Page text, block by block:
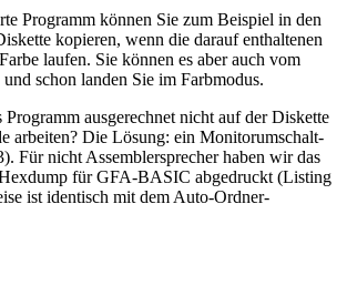
Programm können Sie zum Beispiel in den
kopieren, wenn die darauf enthaltenen
laufen. Sie können es aber auch vom
schon landen Sie im Farbmodus.
ausgerechnet nicht auf der Diskette
arbeiten? Die Lösung: ein Monitorumschalt-
Für nicht Assemblersprecher haben wir das
für GFA-BASIC abgedruckt (Listing
ist identisch mit dem Auto-Ordner-